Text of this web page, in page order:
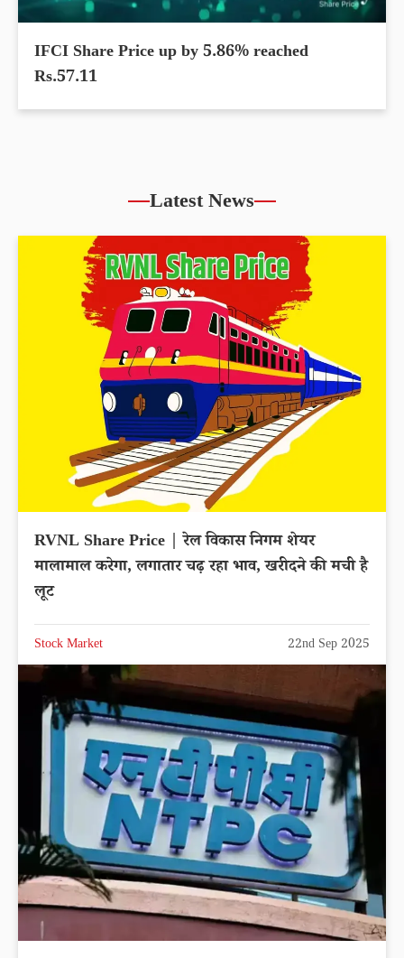
IFCI Share Price up by 5.86% reached
Rs.57.11
Latest News
RVNL Share Price | रेल विकास निगम शेयर
मालामाल करेगा, लगातार चढ़ रहा भाव, खरीदने की मची है
लूट
Stock Market 22nd Sep 2025